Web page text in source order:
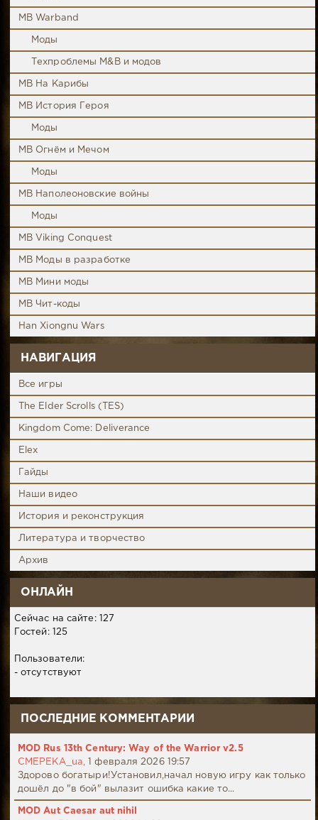
MB Warband
Моды
Техпроблемы M&B и модов
MB На Карибы
MB История Героя
Моды
MB Огнём и Мечом
Моды
MB Наполеоновские войны
Моды
MB Viking Conquest
MB Моды в разработке
MB Мини моды
MB Чит-коды
Han Xiongnu Wars
НАВИГАЦИЯ
Все игры
The Elder Scrolls (TES)
Kingdom Come: Deliverance
Elex
Гайды
Наши видео
История и реконструкция
Литература и творчество
Архив
ОНЛАЙН
Сейчас на сайте: 127
Гостей: 125
Пользователи:
- отсутствуют
ПОСЛЕДНИЕ КОММЕНТАРИИ
MOD Rus 13th Century: Way of the Warrior v2.5
CMEPEKA_ua,
1 февраля 2026 19:57
Здорово богатыри!Установил,начал новую игру как только
дошёл до "в бой" вылазит ошибка какие то...
MOD Aut Caesar aut nihil